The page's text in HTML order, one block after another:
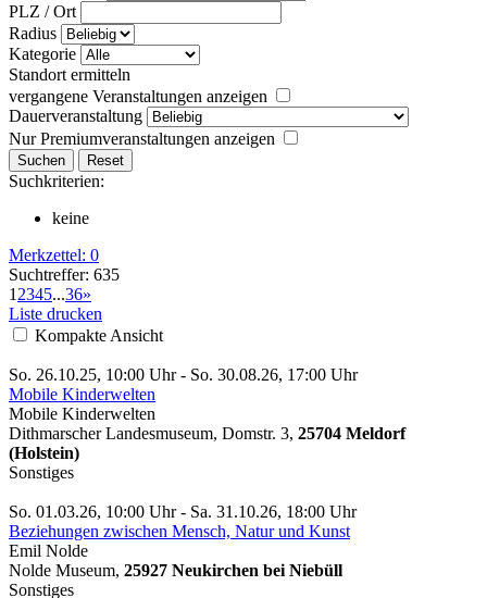
PLZ / Ort
Radius
Kategorie
Standort ermitteln
vergangene Veranstaltungen anzeigen
Dauerveranstaltung
Nur Premiumveranstaltungen anzeigen
Suchkriterien:
keine
Merkzettel: 0
Suchtreffer: 635
1 2345...36»
Liste drucken
Kompakte Ansicht
So. 26.10.25, 10:00 Uhr - So. 30.08.26, 17:00 Uhr
Mobile Kinderwelten
Mobile Kinderwelten
Dithmarscher Landesmuseum, Domstr. 3, 25704 Meldorf
(Holstein)
Sonstiges
So. 01.03.26, 10:00 Uhr - Sa. 31.10.26, 18:00 Uhr
Beziehungen zwischen Mensch, Natur und Kunst
Emil Nolde
Nolde Museum, 25927 Neukirchen bei Niebüll
Sonstiges